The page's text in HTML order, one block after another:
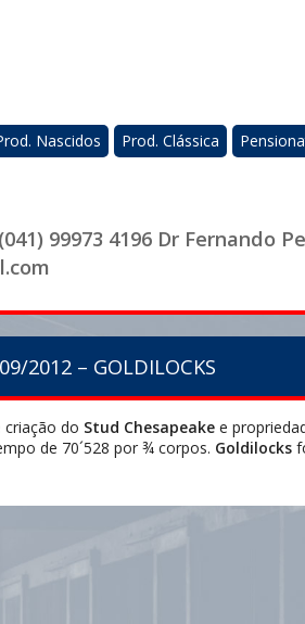
Nascidos Prod. Clássica
99973 4196 Dr Fernando
2012 – GOLDILOCKS
criação do Stud Chesapeake e
de 70´528 por ¾ corpos. Goldilocks